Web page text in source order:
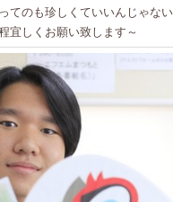
てのも珍しくていいんじゃな
宜しくお願い致します～